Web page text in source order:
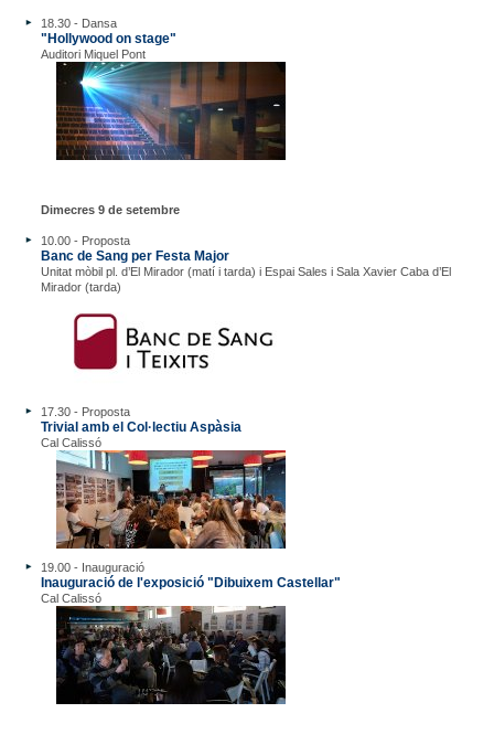
18.30 - Dansa
"Hollywood on stage"
Auditori Miquel Pont
Dimecres 9 de setembre
10.00 - Proposta
Banc de Sang per Festa Major
Unitat mòbil pl. d’El Mirador (matí i tarda) i Espai Sales i Sala Xavier Caba d’El
Mirador (tarda)
17.30 - Proposta
Trivial amb el Col·lectiu Aspàsia
Cal Calissó
19.00 - Inauguració
Inauguració de l'exposició "Dibuixem Castellar"
Cal Calissó